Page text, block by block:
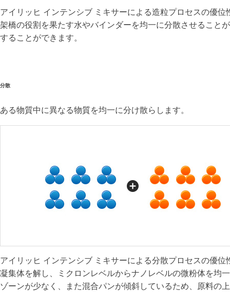
アイリッヒ インテンシブ ミキサーによる造粒プロセスの優位
架橋の役割を果たす水やバインダーを均一に分散させること
することができます。
分散
ある物質中に異なる物質を均一に分け散らします。
アイリッヒ インテンシブ ミキサーによる分散プロセスの優位
凝集体を解し、ミクロンレベルからナノレベルの微粉体を均
ゾーンが少なく、また混合パンが傾斜しているため、原料の